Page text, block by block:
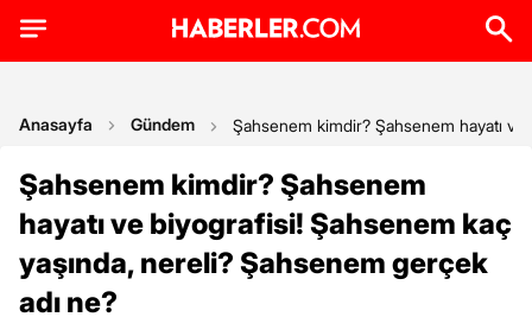
Anasayfa Gündem Şahsenem kimdir? Şahsenem hayatı
Şahsenem kimdir? Şahsenem
hayatı ve biyografisi! Şahsenem kaç
yaşında, nereli? Şahsenem gerçek
adı ne?